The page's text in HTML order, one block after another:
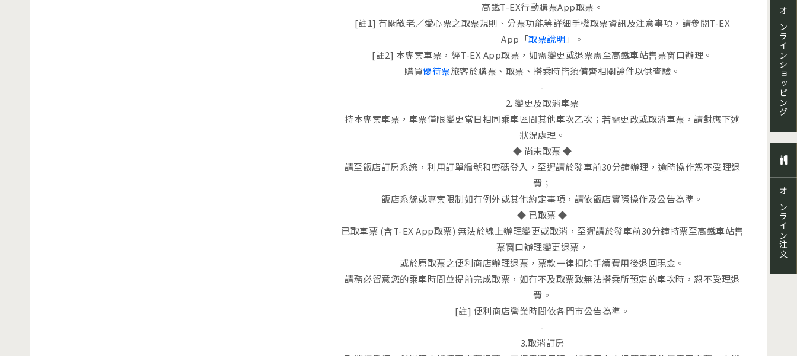
高鐵T-EX行動購票App取票。
[註1] 有關敬老／愛心票之取票規則、分票功能等詳細手機取票資訊及注意事項，請參閱T-EX
App「取票說明」。
[註2] 本專案車票，經T-EX App取票，如需變更或退票需至高鐵車站售票窗口辦理。
購買優待票旅客於購票、取票、搭乘時皆須備齊相關證件以供查驗。
-
2. 變更及取消車票
持本專案車票，車票僅限變更當日相同乘車區間其他車次乙次；若需更改或取消車票，請對應下述
狀況處理。
◆ 尚未取票 ◆
請至飯店訂房系統，利用訂單編號和密碼登入，至遲請於發車前30分鐘辦理，逾時操作恕不受理退
費；
飯店系統或專案限制如有例外或其他約定事項，請依飯店實際操作及公告為準。
◆ 已取票 ◆
已取車票 (含T-EX App取票) 無法於線上辦理變更或取消，至遲請於發車前30分鐘持票至高鐵車站售
票窗口辦理變更退票，
或於原取票之便利商店辦理退票，票款一律扣除手續費用後退回現金。
請務必留意您的乘車時間並提前完成取票，如有不及取票致無法搭乘所預定的車次時，恕不受理退
費。
[註] 便利商店營業時間依各門市公告為準。
-
3.取消訂房
オンラインショッピング
オンライン注文